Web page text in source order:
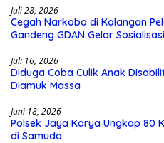
Juli 28, 2026
Cegah Narkoba di Kalangan
Gandeng GDAN Gelar
Juli 16, 2026
Diduga Coba Culik Anak
Diamuk Massa
Juni 18, 2026
Polsek Jaya Karya Ungkap 80
di Samuda